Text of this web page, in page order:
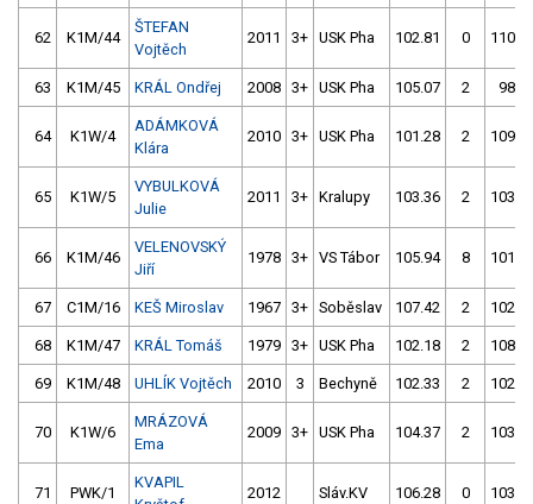
62 K1M/44
ŠTEFAN
Vojtěch
2011 3+ USK Pha 102.81 0
63 K1M/45 KRÁL Ondřej 2008 3+ USK Pha 105.07 2
64 K1W/4
ADÁMKOVÁ
Klára
2010 3+ USK Pha 101.28 2
65 K1W/5
VYBULKOVÁ
Julie
2011 3+ Kralupy 103.36 2
66 K1M/46
VELENOVSKÝ
Jiří
1978 3+ VS Tábor 105.94 8
67 C1M/16 KEŠ Miroslav 1967 3+ Soběslav 107.42 2
68 K1M/47 KRÁL Tomáš 1979 3+ USK Pha 102.18 2
69 K1M/48 UHLÍK Vojtěch 2010 3 Bechyně 102.33 2
70 K1W/6
MRÁZOVÁ
Ema
2009 3+ USK Pha 104.37 2
71 PWK/1
KVAPIL
2012 Sláv.KV 106.28 0